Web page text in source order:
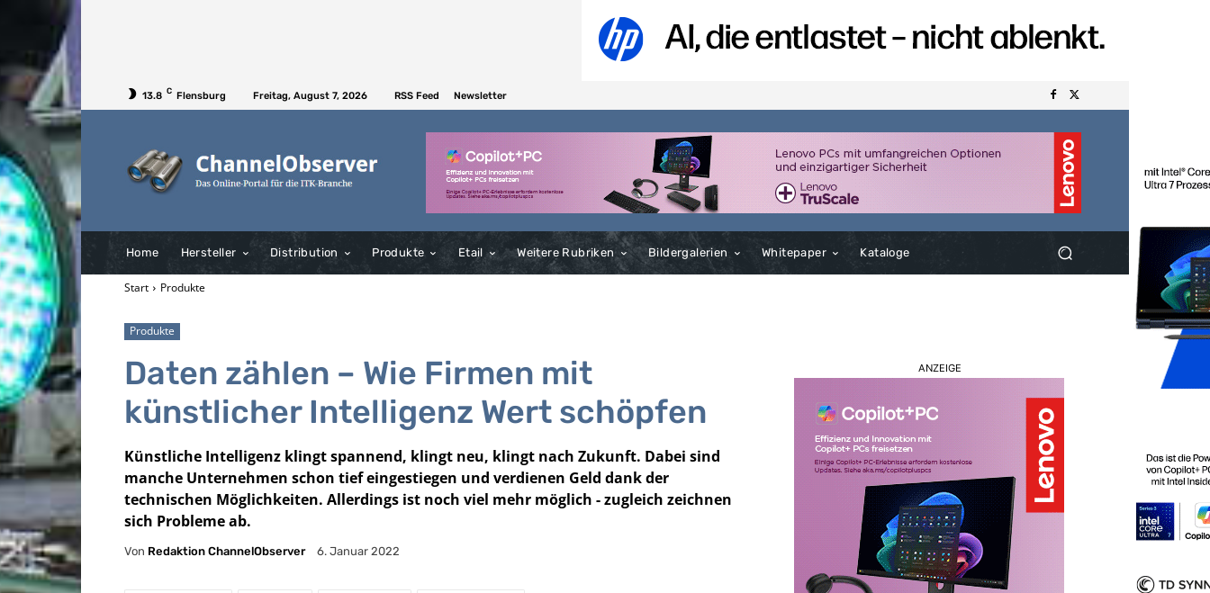
13.8 C Flensburg Freitag, August 7, 2026 RSS Feed Newsletter
Home Hersteller Distribution Produkte Etail Weitere Rubriken Bildergalerien Whitepaper Kataloge
Start Produkte
Produkte
Daten zählen – Wie Firmen mit
künstlicher Intelligenz Wert schöpfen
Künstliche Intelligenz klingt spannend, klingt neu, klingt nach Zukunft. Dabei sind
manche Unternehmen schon tief eingestiegen und verdienen Geld dank der
technischen Möglichkeiten. Allerdings ist noch viel mehr möglich - zugleich zeichnen
sich Probleme ab.
Von Redaktion ChannelObserver 6. Januar 2022
ANZEIGE